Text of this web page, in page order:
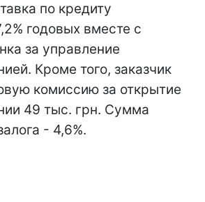
по кредиту
годовых вместе с
за управление
Кроме того, заказчик
комиссию за открытие
49 тыс. грн. Сумма
- 4,6%.